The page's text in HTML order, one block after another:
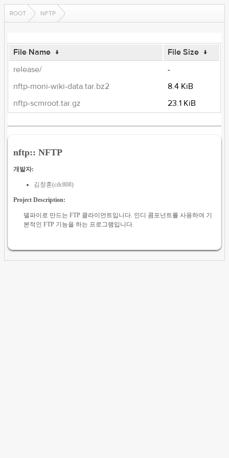
ROOT NFTP
File Name ↓ File Size ↓
release/
-
nftp-moni-wiki-data.tar.bz2
8.4 KiB
nftp-scmroot.tar.gz
23.1 KiB
nftp:: NFTP
개발자:
김창훈(cdc808)
Project Description:
델파이로 만드는 FTP 클라이언트입니다. 인디 콤포넌트를 사용하여 기
본적인 FTP 기능을 하는 프로그램입니다.